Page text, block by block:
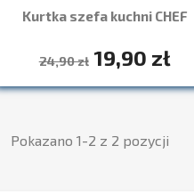
Kurtka szefa kuchni CHEF
24,90 zł 19,90 zł
Szybki podgląd
Pokazano 1-2 z 2 pozycji